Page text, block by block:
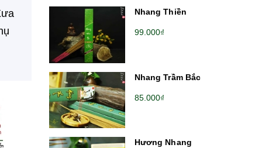
Nhang Thiền
99.000₫
Nhang Trầm Bắc
85.000₫
Hương Nhang